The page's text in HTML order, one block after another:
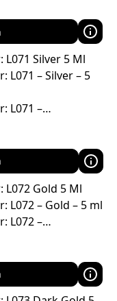
L071 – Silver – 5
L071 –…
L072 – Gold – 5 ml
L072 –…